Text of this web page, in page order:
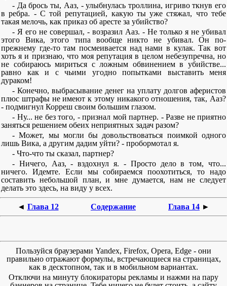
- Да брось ты, Ааз, - улыбнулась троллина, игриво ткнув его
в ребра. - С той репутацией, какую ты уже стяжал, что тебе
такая мелочь, как приказ об аресте за убийство?
- Я его не совершал, - возразил Ааз. - Не только я не убивал
этого Вика, этого типа вообще никто не убивал. Он по-
прежнему где-то там посмеивается над нами в кулак. Так вот
хоть я и признаю, что моя репутация в целом небезупречна, но
не собираюсь мириться с ложным обвинением в убийстве...
равно как и с чьими угодно попытками выставить меня
дураком!
- Конечно, выбрасывание денег на уплату долгов аферистов
плюс штрафы не имеют к этому никакого отношения, так, Ааз?
- подмигнул Корреш своим большим глазом.
- Ну... не без того, - признал мой партнер. - Разве не приятно
заняться решением обеих неприятных задач разом?
- Может, мы могли бы довольствоваться поимкой одного
лишь Вика, а другим дадим уйти? - пробормотал я.
- Что-что ты сказал, партнер?
- Ничего, Ааз, - вздохнул я. - Просто дело в том, что...
ничего. Идемте. Если мы собираемся поохотиться, то надо
составить небольшой план, и мне думается, нам не следует
делать это здесь, на виду у всех.
◄ Глава 12 Содержание Глава 14 ►
Пользуйся браузерами Yandex, Firefox, Opera, Edge - они
правильно отражают формулы, встречающиеся на страницах,
как в десктопном, так и в мобильном вариантах.
Отключи на минуту блокираторы рекламы и нажми на пару